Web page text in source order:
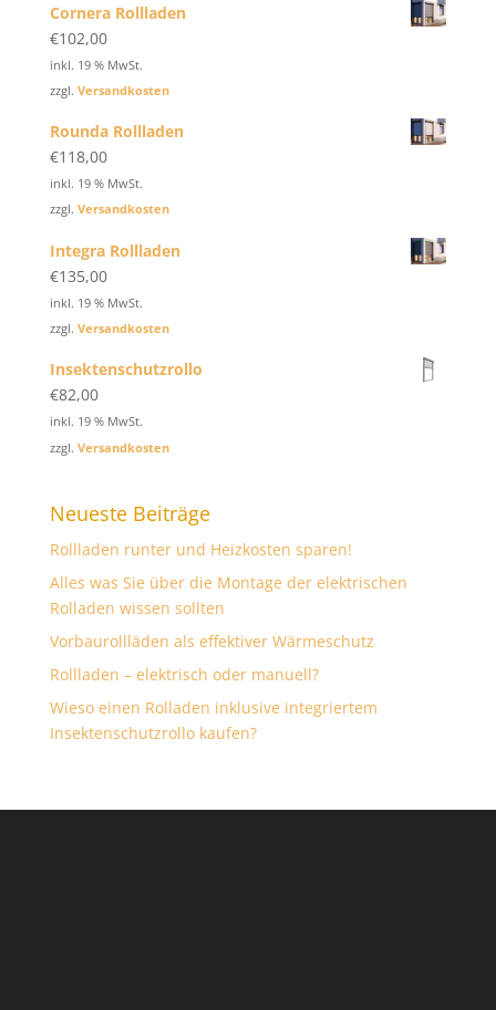
Cornera Rollladen
€102,00
inkl. 19 % MwSt.
zzgl. Versandkosten
Rounda Rollladen
€118,00
inkl. 19 % MwSt.
zzgl. Versandkosten
Integra Rollladen
€135,00
inkl. 19 % MwSt.
zzgl. Versandkosten
Insektenschutzrollo
€82,00
inkl. 19 % MwSt.
zzgl. Versandkosten
Neueste Beiträge
Rollladen runter und Heizkosten sparen!
Alles was Sie über die Montage der elektrischen
Rolladen wissen sollten
Vorbaurollläden als effektiver Wärmeschutz
Rollladen – elektrisch oder manuell?
Wieso einen Rolladen inklusive integriertem
Insektenschutzrollo kaufen?